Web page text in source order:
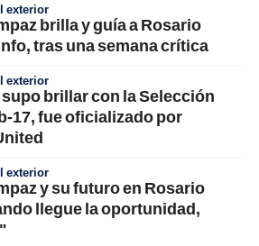
exterior
brilla y guía a Rosario
tras una semana crítica
exterior
brillar con la Selección
17, fue oficializado por
exterior
y su futuro en Rosario
llegue la oportunidad,